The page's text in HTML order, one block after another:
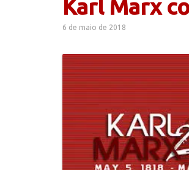
Karl Marx
6 de maio de 2018